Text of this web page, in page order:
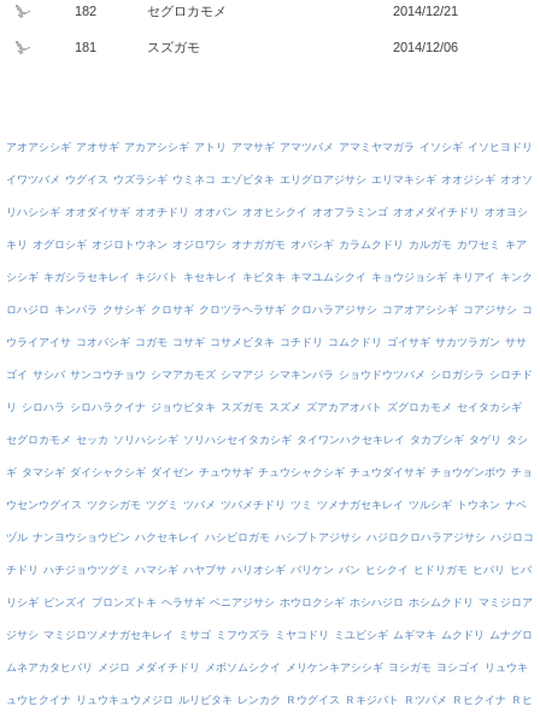
182 セグロカモメ 2014/12/21
181 スズガモ 2014/12/06
アオアシシギ アオサギ アカアシシギ アトリ アマサギ アマツバメ アマミヤマガラ イソシギ イソヒヨドリ
イワツバメ ウグイス ウズラシギ ウミネコ エゾビタキ エリグロアジサシ エリマキシギ オオジシギ オオソ
リハシシギ オオダイサギ オオチドリ オオバン オオヒシクイ オオフラミンゴ オオメダイチドリ オオヨシ
キリ オグロシギ オジロトウネン オジロワシ オナガガモ オバシギ カラムクドリ カルガモ カワセミ キア
シシギ キガシラセキレイ キジバト キセキレイ キビタキ キマユムシクイ キョウジョシギ キリアイ キンク
ロハジロ キンパラ クサシギ クロサギ クロツラヘラサギ クロハラアジサシ コアオアシシギ コアジサシ コ
ウライアイサ コオバシギ コガモ コサギ コサメビタキ コチドリ コムクドリ ゴイサギ サカツラガン ササ
ゴイ サシバ サンコウチョウ シマアカモズ シマアジ シマキンパラ ショウドウツバメ シロガシラ シロチド
リ シロハラ シロハラクイナ ジョウビタキ スズガモ スズメ ズアカアオバト ズグロカモメ セイタカシギ
セグロカモメ セッカ ソリハシシギ ソリハシセイタカシギ タイワンハクセキレイ タカブシギ タゲリ タシ
ギ タマシギ ダイシャクシギ ダイゼン チュウサギ チュウシャクシギ チュウダイサギ チョウゲンボウ チョ
ウセンウグイス ツクシガモ ツグミ ツバメ ツバメチドリ ツミ ツメナガセキレイ ツルシギ トウネン ナベ
ヅル ナンヨウショウビン ハクセキレイ ハシビロガモ ハシブトアジサシ ハジロクロハラアジサシ ハジロコ
チドリ ハチジョウツグミ ハマシギ ハヤブサ ハリオシギ バリケン バン ヒシクイ ヒドリガモ ヒバリ ヒバ
リシギ ビンズイ ブロンズトキ ヘラサギ ベニアジサシ ホウロクシギ ホシハジロ ホシムクドリ マミジロア
ジサシ マミジロツメナガセキレイ ミサゴ ミフウズラ ミヤコドリ ミユビシギ ムギマキ ムクドリ ムナグロ
ムネアカタヒバリ メジロ メダイチドリ メボソムシクイ メリケンキアシシギ ヨシガモ ヨシゴイ リュウキ
ュウヒクイナ リュウキュウメジロ ルリビタキ レンカク Ｒウグイス Ｒキジバト Ｒツバメ Ｒヒクイナ Ｒヒ